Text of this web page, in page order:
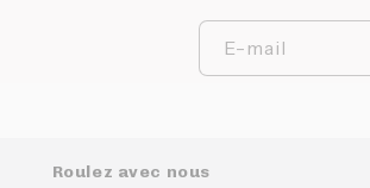
E-mail
Roulez avec nous